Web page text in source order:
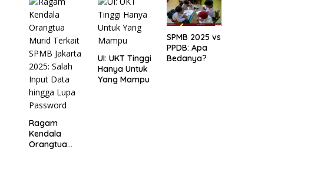
Ragam
Kendala
Orangtua
UI: UKT Tinggi
Hanya Untuk
Yang Mampu
SPMB 2025 vs
PPDB: Apa
Bedanya?